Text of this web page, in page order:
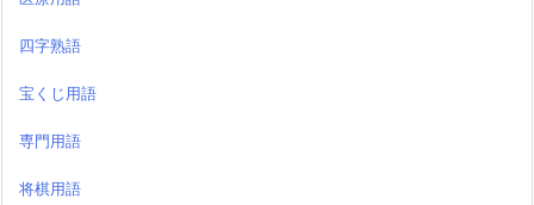
四字熟語
宝くじ用語
専門用語
将棋用語